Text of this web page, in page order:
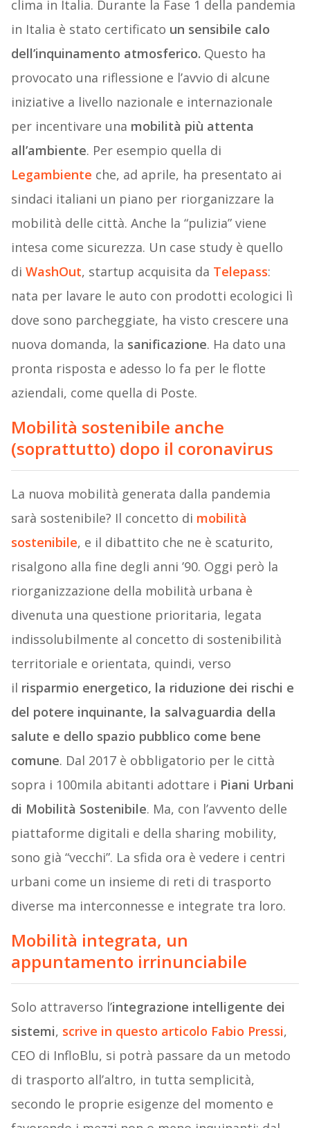
clima in Italia. Durante la Fase 1 della pandemia
in Italia è stato certificato un sensibile calo
dell’inquinamento atmosferico. Questo ha
provocato una riflessione e l’avvio di alcune
iniziative a livello nazionale e internazionale
per incentivare una mobilità più attenta
all’ambiente. Per esempio quella di
Legambiente che, ad aprile, ha presentato ai
sindaci italiani un piano per riorganizzare la
mobilità delle città. Anche la “pulizia” viene
intesa come sicurezza. Un case study è quello
di WashOut, startup acquisita da Telepass:
nata per lavare le auto con prodotti ecologici lì
dove sono parcheggiate, ha visto crescere una
nuova domanda, la sanificazione. Ha dato una
pronta risposta e adesso lo fa per le flotte
aziendali, come quella di Poste.
Mobilità sostenibile anche
(soprattutto) dopo il coronavirus
La nuova mobilità generata dalla pandemia
sarà sostenibile? Il concetto di mobilità
sostenibile, e il dibattito che ne è scaturito,
risalgono alla fine degli anni ’90. Oggi però la
riorganizzazione della mobilità urbana è
divenuta una questione prioritaria, legata
indissolubilmente al concetto di sostenibilità
territoriale e orientata, quindi, verso
il risparmio energetico, la riduzione dei rischi e
del potere inquinante, la salvaguardia della
salute e dello spazio pubblico come bene
comune. Dal 2017 è obbligatorio per le città
sopra i 100mila abitanti adottare i Piani Urbani
di Mobilità Sostenibile. Ma, con l’avvento delle
piattaforme digitali e della sharing mobility,
sono già “vecchi”. La sfida ora è vedere i centri
urbani come un insieme di reti di trasporto
diverse ma interconnesse e integrate tra loro.
Mobilità integrata, un
appuntamento irrinunciabile
Solo attraverso l’integrazione intelligente dei
sistemi, scrive in questo articolo Fabio Pressi,
CEO di InfloBlu, si potrà passare da un metodo
di trasporto all’altro, in tutta semplicità,
secondo le proprie esigenze del momento e